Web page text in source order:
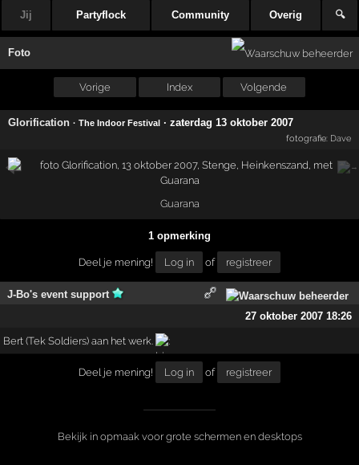
Jij Partyflock Community Overig 🔍
Foto
Vorige Index Volgende
Glorification · The Indoor Festival ·zaterdag 13 oktober 2007
fotografie: Dave
Guarana
1 opmerking
Deel je mening! Log in of registreer
J-Bo's event support
27 oktober 2007 18:26
Bert (Tek Soldiers) aan het werk.
Deel je mening! Log in of registreer
Bekijk in opmaak voor grote schermen en desktops